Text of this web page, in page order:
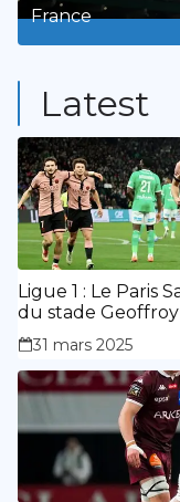
France
Latest
Ligue 1 : Le Paris
du stade Geoffroy
doublé de Doué.
31 mars 2025